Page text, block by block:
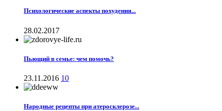
Психологические аспекты похудения...
28.02.2017
Пьющий в семье: чем помочь?
23.11.2016 10
Народные рецепты при атеросклерозе...